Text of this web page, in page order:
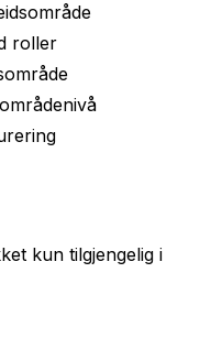
roller
kun tilgjengelig i